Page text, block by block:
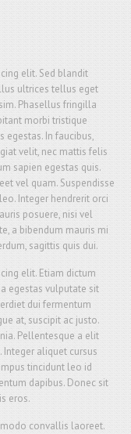
elit. Sed blandit
ultrices tellus eget
Phasellus fringilla
morbi tristique
egestas. In faucibus,
velit, nec mattis felis
sapien egestas quis.
vel quam. Suspendisse
Integer hendrerit orci
posuere, nisi vel
a bibendum mauris mi
sagittis quis dui.
elit. Etiam dictum
egestas vulputate sit
dui fermentum
at, suscipit ac justo.
Pellentesque a elit
aliquet cursus
tincidunt leo id
dapibus. Donec sit
eros.
convallis laoreet.